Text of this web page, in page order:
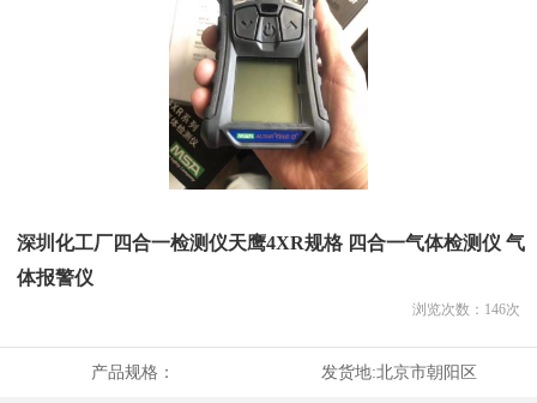
深圳化工厂四合一检测仪天鹰4XR规格 四合一气体检测仪 气
体报警仪
浏览次数： 146次
产品规格： 发货地:北京市朝阳区